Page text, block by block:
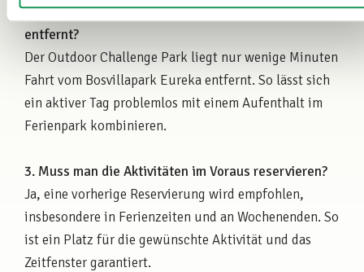
2. Wie weit ist der Park vom Bosvillapark Eureka
entfernt?
Der Outdoor Challenge Park liegt nur wenige Minuten
Fahrt vom Bosvillapark Eureka entfernt. So lässt sich
ein aktiver Tag problemlos mit einem Aufenthalt im
Ferienpark kombinieren.
3. Muss man die Aktivitäten im Voraus reservieren?
Ja, eine vorherige Reservierung wird empfohlen,
insbesondere in Ferienzeiten und an Wochenenden. So
ist ein Platz für die gewünschte Aktivität und das
Zeitfenster garantiert.